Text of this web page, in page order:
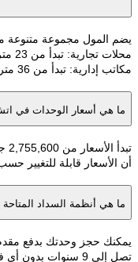
مجموعة متنوعة من
تجارية: تبدأ من 23 متر²
إدارية: تبدأ من 36 متر²
أسعار الوحدات في اتش مول
تبدأ
قابلة للتغيير حسب
أنظمة السداد المتاحة في
بدون أي فوائد.